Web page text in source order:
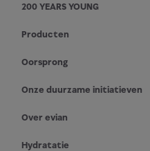
200 YEARS YOUNG
Producten
Oorsprong
Onze duurzame initiatieven
Over evian
Hydratatie